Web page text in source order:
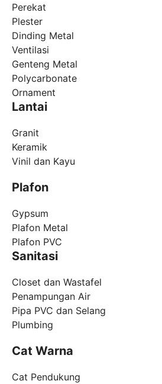
Perekat
Plester
Dinding Metal
Ventilasi
Genteng Metal
Polycarbonate
Ornament
Lantai
Granit
Keramik
Vinil dan Kayu
Plafon
Gypsum
Plafon Metal
Plafon PVC
Sanitasi
Closet dan Wastafel
Penampungan Air
Pipa PVC dan Selang
Plumbing
Cat Warna
Cat Pendukung